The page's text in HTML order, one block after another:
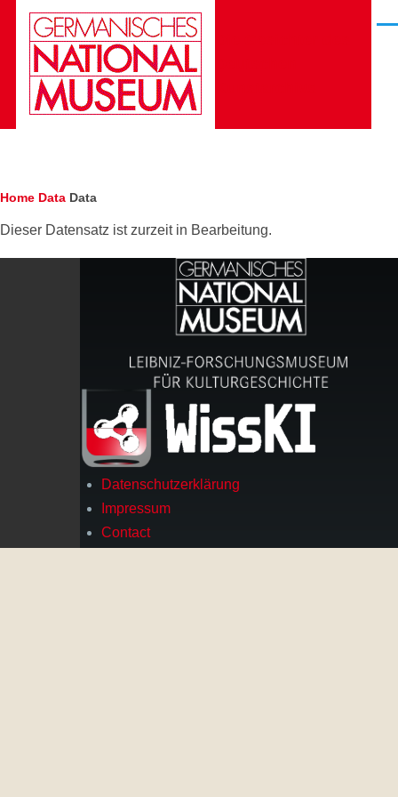
Skip to main content
Breadcrumb
Home Data Data
Dieser Datensatz ist zurzeit in Bearbeitung.
FooterDatenschutzerklärung
Impressum
Contact